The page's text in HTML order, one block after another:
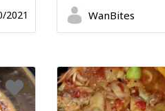
2021 WanBites